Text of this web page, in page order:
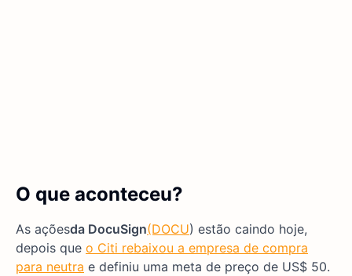
O que aconteceu?
As açõesda DocuSign(DOCU) estão caindo hoje,
depois que o Citi rebaixou a empresa de compra
para neutra e definiu uma meta de preço de US$ 50.